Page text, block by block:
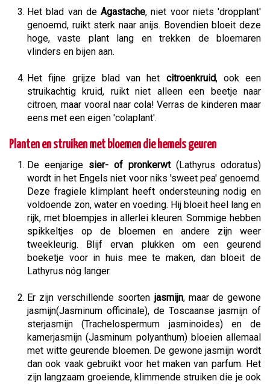
Het blad van de Agastache, niet voor niets 'dropplant'
genoemd, ruikt sterk naar anijs. Bovendien bloeit deze
hoge, vaste plant lang en trekken de bloemaren
vlinders en bijen aan.
Het fijne grijze blad van het citroenkruid, ook een
struikachtig kruid, ruikt niet alleen een beetje naar
citroen, maar vooral naar cola! Verras de kinderen maar
eens met een eigen 'colaplant'.
Planten en struiken met bloemen die hemels geuren
De eenjarige sier- of pronkerwt(Lathyrus odoratus)
wordt in het Engels niet voor niks 'sweet pea' genoemd.
Deze fragiele klimplant heeft ondersteuning nodig en
voldoende zon, water en voeding. Hij bloeit heel lang en
rijk, met bloempjes in allerlei kleuren. Sommige hebben
spikkeltjes op de bloemen en andere zijn weer
tweekleurig. Blijf ervan plukken om een geurend
boeketje voor in huis mee te maken, dan bloeit de
Lathyrus nóg langer.
Er zijn verschillende soorten jasmijn, maar de gewone
jasmijn(Jasminum officinale), de Toscaanse jasmijn of
sterjasmijn (Trachelospermum jasminoides) en de
kamerjasmijn (Jasminum polyanthum) bloeien allemaal
met witte geurende bloemen. De gewone jasmijn wordt
dan ook vaak gebruikt voor het maken van parfum. Het
zijn langzaam groeiende, klimmende struiken die je ook